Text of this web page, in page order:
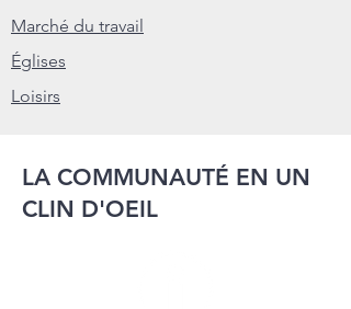
Marché du travail
Églises
Loisirs
LA COMMUNAUTÉ EN UN
CLIN D'OEIL